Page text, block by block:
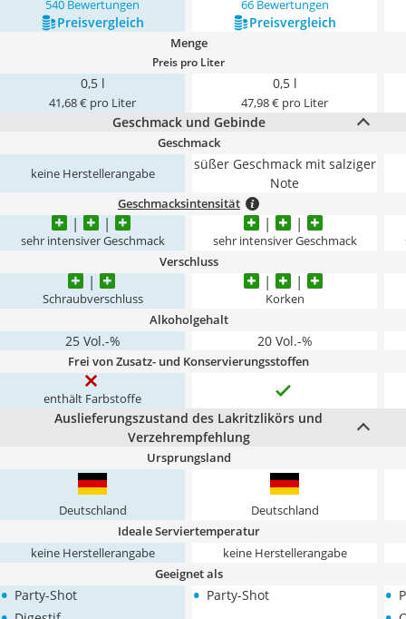
540 Bewertungen 66 Bewertungen
Preis­vergleich Preis­vergleich
Menge
Preis pro Liter
0,5 l
41,68 € pro Liter
0,5 l
47,98 € pro Liter
Geschmack und Gebinde
Geschmack
keine Herstellerangabe
süßer Geschmack mit salziger
Note
Geschmacksintensität
sehr intensiver Geschmack sehr intensiver Geschmack
Verschluss
Schraubverschluss Korken
Alkoholgehalt
25 Vol.-% 20 Vol.-%
Frei von Zusatz- und Konservierungsstoffen
enthält Farbstoffe
Auslieferungszustand des Lakritzlikörs und
Verzehrempfehlung
Ursprungsland
Deutschland Deutschland
Ideale Serviertemperatur
keine Herstellerangabe keine Herstellerangabe
Geeignet als
• Party-Shot • Party-Shot •